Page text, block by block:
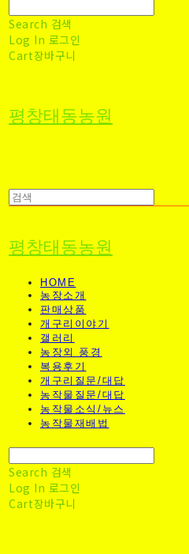
Search 검색
Log In 로그인
Cart장바구니
평창태동농원
평창태동농원
HOME
농장소개
판매상품
개구리이야기
갤러리
농장외 풍경
복용후기
개구리질문/대답
농작물질문/대답
농작물소식/뉴스
농작물재배법
Search 검색
Log In 로그인
Cart장바구니